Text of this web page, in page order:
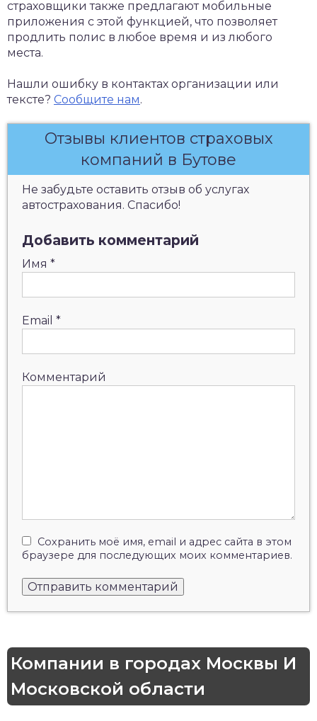
страховщики также предлагают мобильные
приложения с этой функцией, что позволяет
продлить полис в любое время и из любого
места.
Нашли ошибку в контактах организации или
тексте? Сообщите нам.
Отзывы клиентов страховых
компаний в Бутове
Не забудьте оставить отзыв об услугах
автострахования. Спасибо!
Добавить комментарий
Имя *
Email *
Комментарий
Сохранить моё имя, email и адрес сайта в этом
браузере для последующих моих комментариев.
Компании в городах Москвы И
Московской области